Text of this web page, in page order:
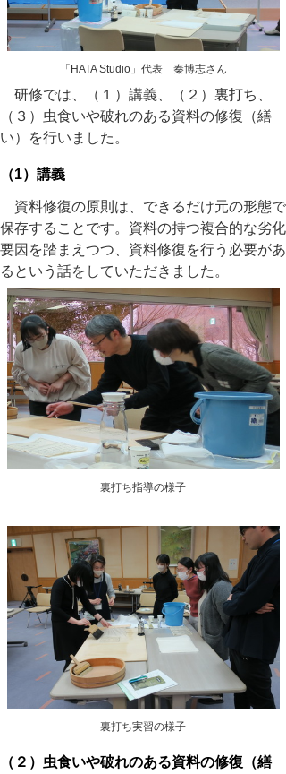
「HATA Studio」代表 秦博志さん
研修では、（１）講義、（２）裏打ち、
（３）虫食いや破れのある資料の修復（繕
い）を行いました。
（1）講義
資料修復の原則は、できるだけ元の形態で
保存することです。資料の持つ複合的な劣化
要因を踏まえつつ、資料修復を行う必要があ
るという話をしていただきました。
裏打ち指導の様子
裏打ち実習の様子
（２）虫食いや破れのある資料の修復（繕